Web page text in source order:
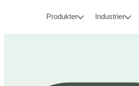
Produkter Industrier